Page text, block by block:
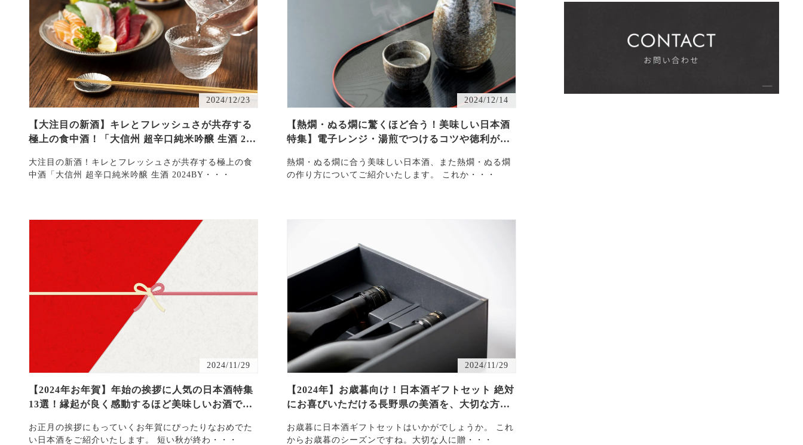
2024/12/23
【大注目の新酒】キレとフレッシュさが共存する
極上の食中酒！「大信州 超辛口純米吟醸 生酒 202
大注目の新酒！キレとフレッシュさが共存する極上の食
中酒「大信州 超辛口純米吟醸 生酒 2024BY・・・
2024/12/14
【熱燗・ぬる燗に驚くほど合う！美味しい日本酒
特集】電子レンジ・湯煎でつけるコツや徳利がな
熱燗・ぬる燗に合う美味しい日本酒、また熱燗・ぬる燗
の作り方についてご紹介いたします。 これか・・・
2024/11/29
【2024年お年賀】年始の挨拶に人気の日本酒特集
13選！縁起が良く感動するほど美味しいお酒で新
お正月の挨拶にもっていくお年賀にぴったりなおめでた
い日本酒をご紹介いたします。 短い秋が終わ・・・
2024/11/29
【2024年】お歳暮向け！日本酒ギフトセット 絶対
にお喜びいただける長野県の美酒を、大切な方へ
お歳暮に日本酒ギフトセットはいかがでしょうか。 これ
からお歳暮のシーズンですね。大切な人に贈・・・